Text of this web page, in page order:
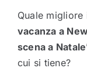
Quale
vacanza a
scena a Natale
cui si tiene?